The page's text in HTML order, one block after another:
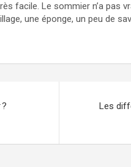
facile. Le sommier n’a pas
une éponge, un peu de
Les